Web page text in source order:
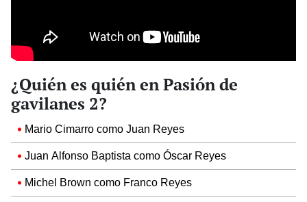
¿Quién es quién en Pasión de
gavilanes 2?
Mario Cimarro como Juan Reyes
Juan Alfonso Baptista como Óscar Reyes
Michel Brown como Franco Reyes